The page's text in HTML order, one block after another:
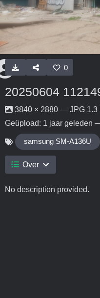
0
20250604
3840 × 2880 — JPG 1.3
Geüpload: 1 jaar geleden
samsung SM-A136U
Over
No description provided.